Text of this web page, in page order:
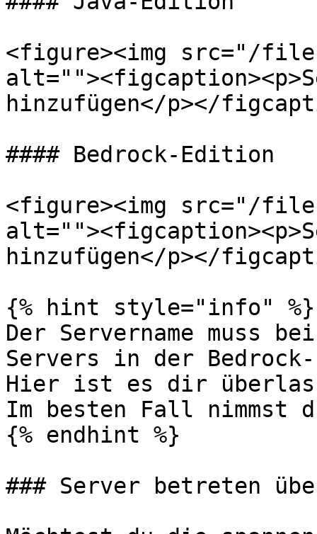
<figure><img src="/files/
hinzufügen</p></
#### Bedrock-Edition
<figure><img src="/files/
hinzufügen</p></
{% hint style="info" %}
Der Servername muss
Servers in der
Hier ist es dir
Im besten Fall nimmst
{% endhint %}
### Server betreten